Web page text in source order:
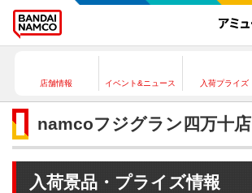
店舗情報 イベント&ニュース 入荷プライズ
namcoフジグラン四万十店
入荷景品・プライズ情報